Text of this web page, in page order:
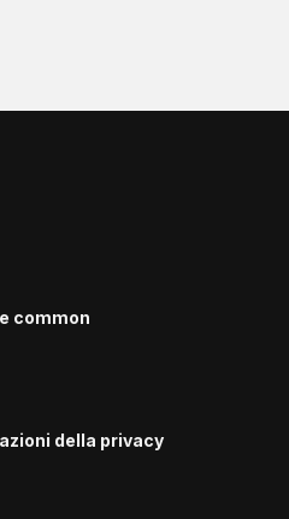
common
della privacy